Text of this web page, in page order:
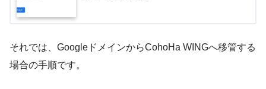
それでは、GoogleドメインからCohoHa WINGへ移管する
場合の手順です。